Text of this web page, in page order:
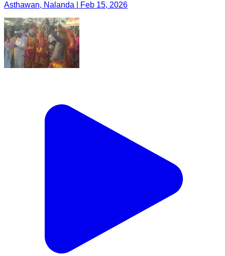
Asthawan, Nalanda | Feb 15, 2026